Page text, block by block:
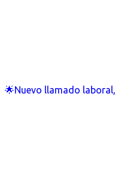
🌟Nuevo llamado